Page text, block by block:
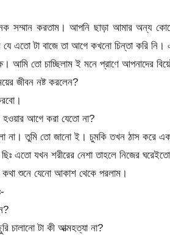
করতাম। আপনি ছাড়া আমার অন্য কোনো
এতো টা বাজে তা আগে কখনো চিন্তা করি
আমি তো চাচ্ছিলাম ই মনে প্রাণে আপনাদের
জীবন নষ্ট করলেন?
হওয়ার আগে করা যেতো না?
না। তুমি তো জানো ই। চুমকি তখন ঠাস করে
ছিঃ এতো যখন শরীরের নেশা তাহলে নিজের
শুনে যেনো আকাশ থেকে পরলাম।
চালানো টা কী আত্মহত্যা না?